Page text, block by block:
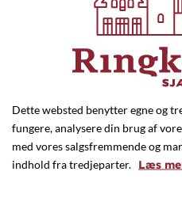
at vi må sende dig
afmelde dig vores
det unsubscribe-link,
Dette websted benytter egne og
fungere, analysere din brug af
med vores salgsfremmende og
indhold fra tredjeparter. Læs